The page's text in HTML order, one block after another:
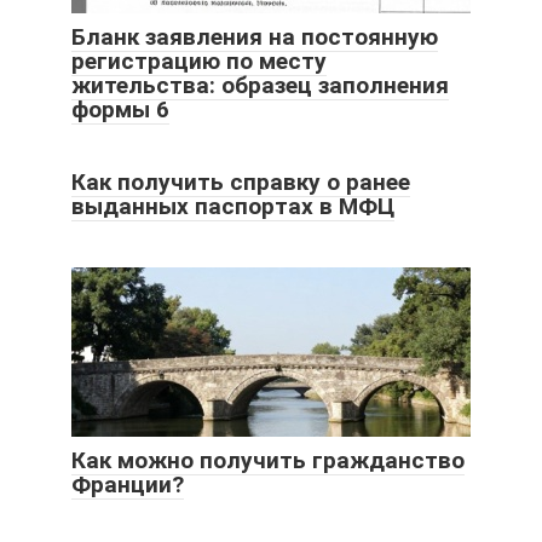
Бланк заявления на постоянную
регистрацию по месту
жительства: образец заполнения
формы 6
Как получить справку о ранее
выданных паспортах в МФЦ
Как можно получить гражданство
Франции?